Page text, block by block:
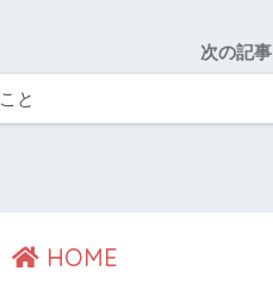
次の記事
と
HOME